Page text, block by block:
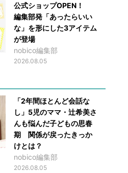
公式ショップOPEN！
編集部発「あったらいい
な」を形にした3アイテム
が登場
nobico編集部
2026.08.05
「2年間ほとんど会話な
し」5児のママ・辻希美さ
んも悩んだ子どもの思春
期 関係が戻ったきっか
けとは？
nobico編集部
2026.08.05